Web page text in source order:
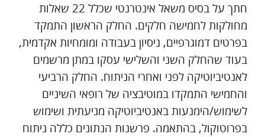
חתך על בסיס משאל אינטרנטי שכלל 22 שאלות
מחולקות לחמישה חלקים. החלק הראשון התמקד
בפרטים דמוגרפיים, ניסיון בעבודה ומומחיות אקדמית,
בעוד שהחלק השני והשלישי עסקו במתן מרשמים
לאנטיביוטיקה לפני ואחרי הניתוח. החלק הרביעי
והחמישי התמקדו במוטיבציה של רופאי השיניים
לשימוש/הימנעות באנטיביוטיקה מניעתית ושימוש
בפרוטוקול, בהתאמה. פרשנות הנתונים כללה ניתוח